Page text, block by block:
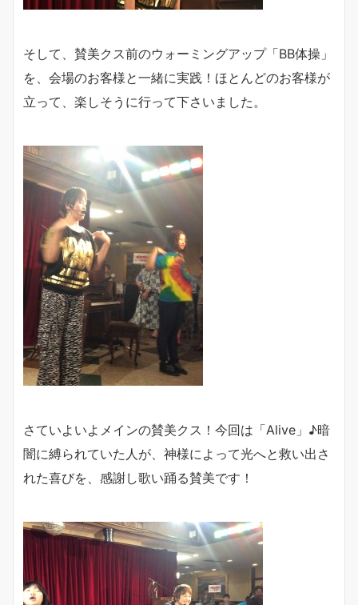
そして、賛美クス前のウォーミングアップ「BB体操」
を、会場のお客様と一緒に実践！ほとんどのお客様が
立って、楽しそうに行って下さいました。
さていよいよメインの賛美クス！今回は「Alive」♪暗
闇に縛られていた人が、神様によって光へと救い出さ
れた喜びを、感謝し歌い踊る賛美です！